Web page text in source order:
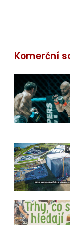
Komerční